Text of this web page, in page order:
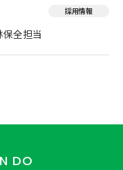
採用情報
全担当
DO